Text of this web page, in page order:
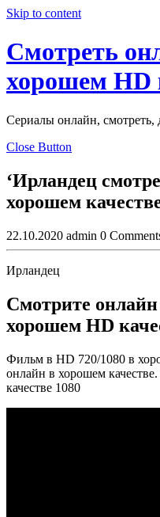
Skip to content
Смотреть
хорошем HD
Сериалы онлайн, смотреть,
Close Button
‘Ирландец
хорошем
22.10.2020 admin 0
Ирландец
Смотрите
хорошем HD
Фильм в HD 720/1080 в
онлайн в хорошем
качестве 1080